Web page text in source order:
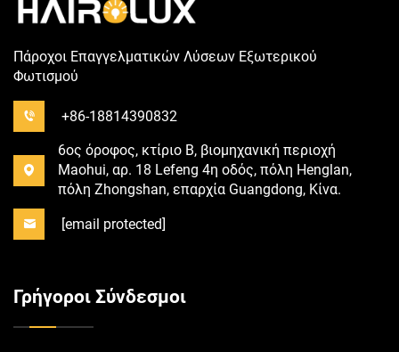
Πάροχοι Επαγγελματικών Λύσεων Εξωτερικού
Φωτισμού
+86-18814390832
6ος όροφος, κτίριο B, βιομηχανική περιοχή
Maohui, αρ. 18 Lefeng 4η οδός, πόλη Henglan,
πόλη Zhongshan, επαρχία Guangdong, Κίνα.
[email protected]
Γρήγοροι Σύνδεσμοι